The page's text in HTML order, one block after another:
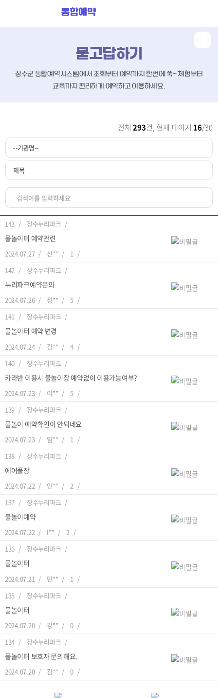
통합예약
묻고답하기
장수군 통합예약시스템에서 조회부터 예약까지 한번에 쭉~체험부터
교육까지 편리하게 예약하고 이용하세요.
전체 293건, 현재 페이지 16/30
143 장수누리파크
물놀이터 예약관련
2024.07.27 신**
1
142
장수누리파크
누리파크예약문의
2024.07.26 정**
5
141
장수누리파크
물놀이터 예약 변경
2024.07.24 김**
4
140
장수누리파크
카라반 이용시 물놀이장 예약없이 이용가능여부?
2024.07.23 이**
5
139
장수누리파크
물놀이 예약확인이 안되네요
2024.07.23 임**
1
138
장수누리파크
에어풀장
2024.07.22 안**
2
137
장수누리파크
물놀이예약
2024.07.22 l**
2
136
장수누리파크
물놀이터
2024.07.21 민**
1
135
장수누리파크
물놀이터
2024.07.20 강**
0
134
장수누리파크
물놀이터 보호자 문의해요.
2024.07.20 김** 0